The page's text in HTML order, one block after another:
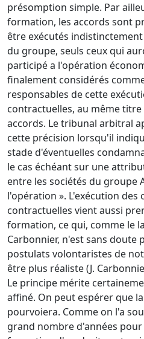
présomption simple. Par
formation, les accords sont
être exécutés
du groupe, seuls ceux qui
participé a l'opération
finalement considérés
responsables de cette
contractuelles, au même
accords. Le tribunal arbitral
cette précision lorsqu'il
stade d'éventuelles
le cas échéant sur une
entre les sociétés du groupe
l'opération ». L'exécution des
contractuelles vient aussi
formation, ce qui, comme le
Carbonnier, n'est sans doute
postulats volontaristes de
être plus réaliste (J.
Le principe mérite
affiné. On peut espérer que
pourvoiera. Comme on l'a
grand nombre d'années pour